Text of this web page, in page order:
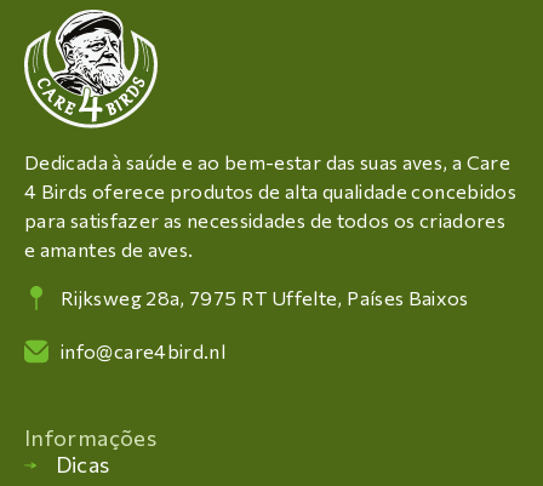
Dedicada à saúde e ao bem-estar das suas aves, a Care
4 Birds oferece produtos de alta qualidade concebidos
para satisfazer as necessidades de todos os criadores
e amantes de aves.
Rijksweg 28a, 7975 RT Uffelte, Países Baixos
info@care4bird.nl
Informações
Dicas